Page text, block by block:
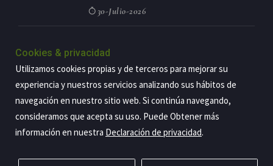
30-Julio-2026
negocio agro con un modelo global
de especialización presente en siete
países
29-Julio-2026
Cookies & privacidad
Utilizamos cookies propias y de terceros para mejorar su
experiencia y nuestros servicios analizando sus hábitos de
navegación en nuestro sitio web. Si continúa navegando,
consideramos que acepta su uso. Puede Obtener más
información en nuestra Declaración de privacidad.